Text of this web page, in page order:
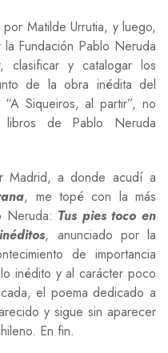
Matilde Urrutia, y luego,
Fundación Pablo Neruda
y catalogar los
de la obra inédita del
Siqueiros, al partir”, no
de Pablo Neruda
Madrid, a donde acudí a
, me topé con la más
Neruda: Tus pies toco en
, anunciado por la
de importancia
inédito y al carácter poco
el poema dedicado a
y sigue sin aparecer
En fin.